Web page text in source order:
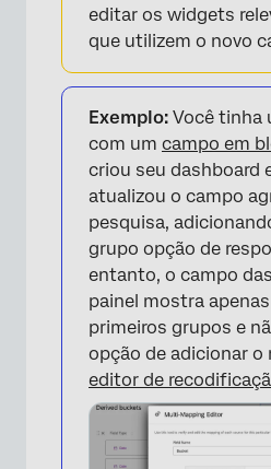
editar os widgets
que utilizem o novo
Exemplo: Você tinha
com um campo em
criou seu dashboard
atualizou o campo
pesquisa,
grupo opção de
entanto, o campo
painel mostra
primeiros grupos e
opção de adicionar o
editor de